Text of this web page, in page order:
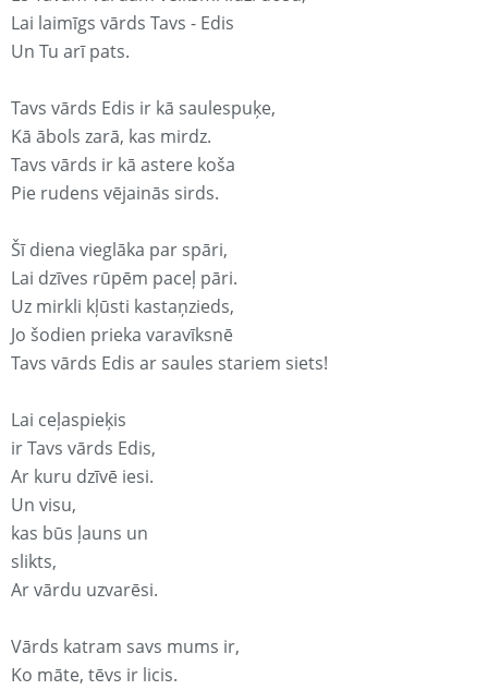
Lai laimīgs vārds Tavs - Edis
Un Tu arī pats.
Tavs vārds Edis ir kā saulespuķe,
Kā ābols zarā, kas mirdz.
Tavs vārds ir kā astere koša
Pie rudens vējainās sirds.
Šī diena vieglāka par spāri,
Lai dzīves rūpēm paceļ pāri.
Uz mirkli kļūsti kastaņzieds,
Jo šodien prieka varavīksnē
Tavs vārds Edis ar saules stariem siets!
Lai ceļaspieķis
ir Tavs vārds Edis,
Ar kuru dzīvē iesi.
Un visu,
kas būs ļauns un
slikts,
Ar vārdu uzvarēsi.
Vārds katram savs mums ir,
Ko māte, tēvs ir licis.